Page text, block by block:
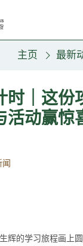
主页 最新
时｜这份
活动赢惊
辉的学习旅程画上圆